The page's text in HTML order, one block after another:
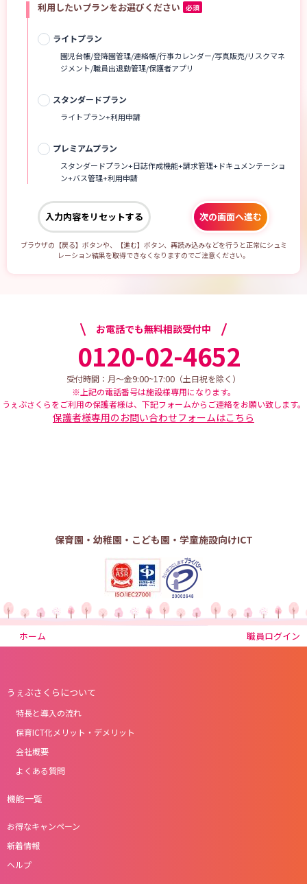
利用したいプランをお選びください 必須
ライトプラン
園児台帳/登降園管理/連絡帳/行事カレンダー/写真販売/リスクマネ
ジメント/職員出退勤管理/保護者アプリ
スタンダードプラン
ライトプラン+利用申請
プレミアムプラン
スタンダードプラン+日誌作成機能+請求管理+ドキュメンテーショ
ン+バス管理+利用申請
入力内容をリセットする 次の画面へ進む
ブラウザの【戻る】ボタンや、【進む】ボタン、再読み込みなどを行うと正常にシュミ
レーション結果を取得できなくなりますのでご注意ください。
お電話でも無料相談受付中
0120-02-4652
受付時間：月～金9:00~17:00 （土日祝を除く）
※上記の電話番号は施設様専用になります。
うぇぶさくらをご利用の保護者様は、下記フォームからご連絡をお願い致します。
保護者様専用のお問い合わせフォームはこちら
保育園・幼稚園・こども園・学童施設向けICT
ホーム 職員ログイン
うぇぶさくらについて
特長と導入の流れ
保育ICT化メリット・デメリット
会社概要
よくある質問
機能一覧
お得なキャンペーン
新着情報
ヘルプ